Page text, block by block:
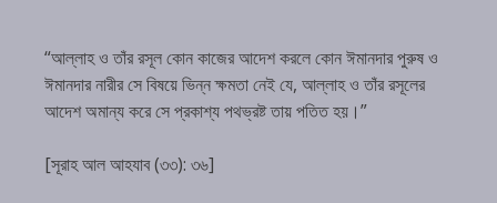
“আল্লাহ ও তাঁর রসূল কোন কাজের আদেশ করলে কোন ঈমানদার পুরুষ ও
ঈমানদার নারীর সে বিষয়ে ভিন্ন ক্ষমতা নেই যে, আল্লাহ ও তাঁর রসূলের
আদেশ অমান্য করে সে প্রকাশ্য পথভ্রষ্ট তায় পতিত হয়।”
[সূরাহ আল আহযাব (৩৩): ৩৬]